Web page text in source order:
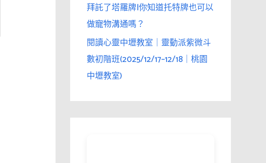
拜託了塔羅牌|你知道托特牌也可以
做寵物溝通嗎？
閱讀心靈中壢教室｜靈動派紫微斗
數初階班(2025/12/17–12/18｜桃園
中壢教室)